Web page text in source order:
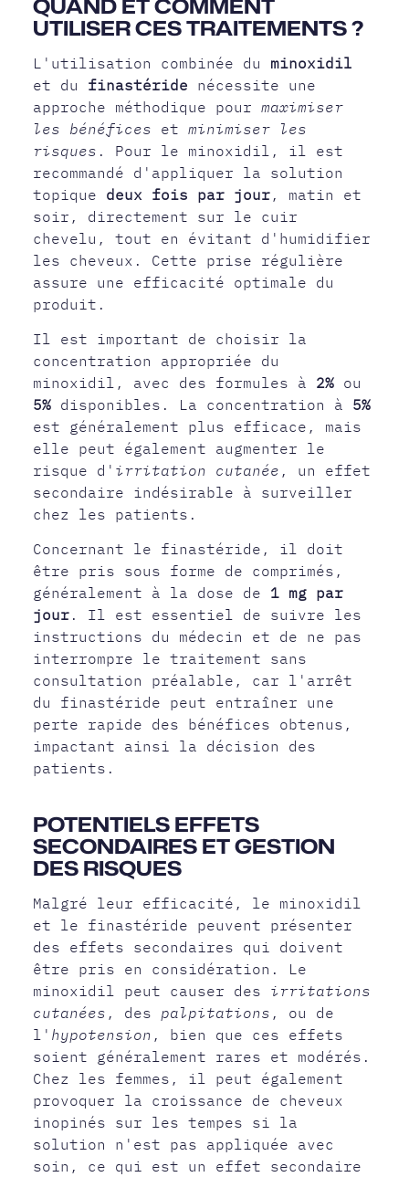
QUAND ET COMMENT
UTILISER CES TRAITEMENTS ?
L'utilisation combinée du minoxidil
et du finastéride nécessite une
approche méthodique pourmaximiser
les bénéfices etminimiser les
risques . Pour le minoxidil, il est
recommandé d'appliquer la solution
topique deux fois par jour , matin et
soir, directement sur le cuir
chevelu, tout en évitant d'humidifier
les cheveux. Cette prise régulière
assure une efficacité optimale du
produit.
Il est important de choisir la
concentration appropriée du
minoxidil, avec des formules à 2% ou
5% disponibles. La concentration à 5%
est généralement plus efficace, mais
elle peut également augmenter le
risque d' irritation cutanée , un effet
secondaire indésirable à surveiller
chez les patients.
Concernant le finastéride, il doit
être pris sous forme de comprimés,
généralement à la dose de 1 mg par
jour . Il est essentiel de suivre les
instructions du médecin et de ne pas
interrompre le traitement sans
consultation préalable, car l'arrêt
du finastéride peut entraîner une
perte rapide des bénéfices obtenus,
impactant ainsi la décision des
patients.
POTENTIELS EFFETS
SECONDAIRES ET GESTION
DES RISQUES
Malgré leur efficacité, le minoxidil
et le finastéride peuvent présenter
des effets secondaires qui doivent
être pris en considération. Le
minoxidil peut causer des irritations
cutanées , des palpitations , ou de
l' hypotension , bien que ces effets
soient généralement rares et modérés.
Chez les femmes, il peut également
provoquer la croissance de cheveux
inopinés sur les tempes si la
solution n'est pas appliquée avec
soin, ce qui est un effet secondaire